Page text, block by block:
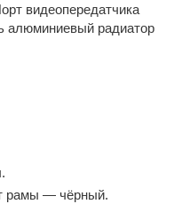
видеопередатчика
алюминиевый радиатор
рамы — чёрный.